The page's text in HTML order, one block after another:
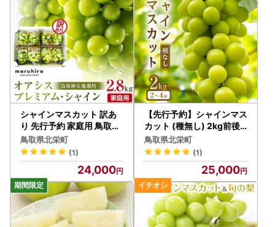
シャインマスカット 訳あ
り 先行予約 家庭用 鳥取砂
丘地産 2.8kg（350g×8パ
ック）｜シャインマスカッ
ト
鳥取県北栄町
(1)
24,000
【先行予約】シャインマス
カット (種無し) 2kg前後
※2026年8月下旬～9月下
旬頃に順次発送予定【シャ
インマスカット 葡萄 ぶど
う 2kg 2キロ フルーツ 果
物 鳥取県 北栄町 おすすめ
人気 】
鳥取県北栄町
(1)
25,000